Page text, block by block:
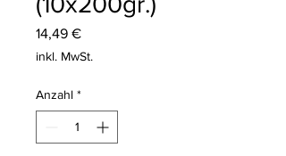
14,49 €Preis
inkl. MwSt.
Anzahl *